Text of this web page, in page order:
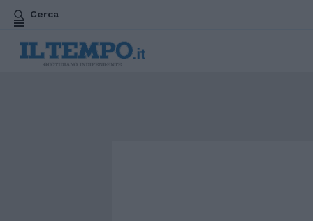
Cerca